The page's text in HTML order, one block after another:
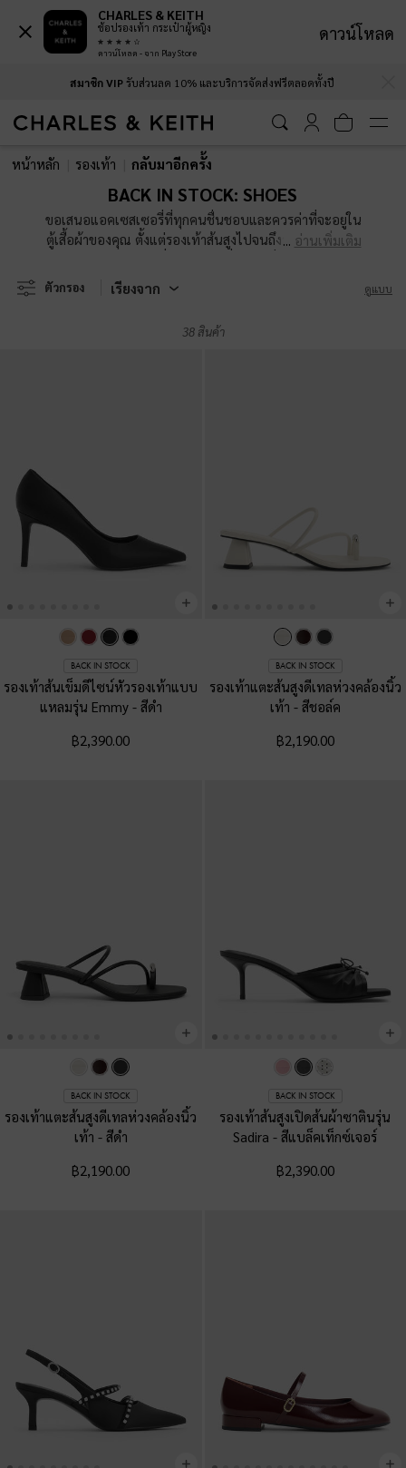
สมาชิก VIPรับส่วนลด 10% และบริการจัดส่งฟรีตลอดทั้งปี
สมาชิก VIP รับส่วนลด 10% และบริการจัดส่งฟรีตลอดทั้งปี
หน้าหลัก รองเท้า กลับมาอีกครั้ง
BACK IN STOCK: SHOES
ขอเสนอแอคเซสเซอรี่ที่ทุกคนชื่นชอบและควรค่าที่จะอยู่ใน
ตู้เสื้อผ้าของคุณ ตั้งแต่รองเท้าส้นสูงไปจนถึงรองเท้าเปิดส้น
ในคอลเลคชั่นของคุณก่อนที่มันจะหมดอีกครั้ง
อ่านเพิ่มเติม
ตัวกรอง เรียงจาก ดูแบบ
38 สินค้า
BACK IN STOCK
รองเท้าส้นเข็มดีไซน์หัวรองเท้าแบบ
แหลมรุ่น Emmy - สีดำ
฿2,390.00
BACK IN STOCK
รองเท้าแตะส้นสูงดีเทลห่วงคล้องนิ้ว
เท้า - สีชอล์ค
฿2,190.00
BACK IN STOCK
รองเท้าแตะส้นสูงดีเทลห่วงคล้องนิ้ว
เท้า - สีดำ
฿2,190.00
BACK IN STOCK
รองเท้าส้นสูงเปิดส้นผ้าซาตินรุ่น
Sadira-สีแบล็คเท็กซ์เจอร์
฿2,390.00
CHARLES & KEITH
ช้อปรองเท้า กระเป๋าผู้หญิง
ดาวน์โหลด - จาก Play Store
ดาวน์โหลด